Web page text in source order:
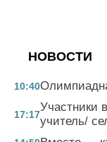
НОВОСТИ
10:40
17:17
Участники
учитель/